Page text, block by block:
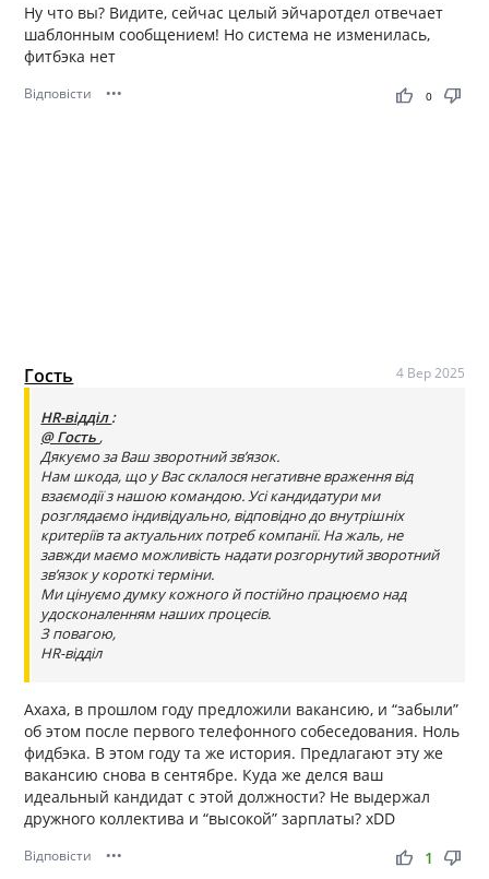
Ну что вы? Видите, сейчас целый эйчаротдел отвечает
шаблонным сообщением! Но система не изменилась,
фитбэка нет
Відповісти ••• thumb_up thumb_down
0
Гость 4 Вер 2025
HR-відділ:
@ Гость ,
Дякуємо за Ваш зворотний зв’язок.
Нам шкода, що у Вас склалося негативне враження від
взаємодії з нашою командою. Усі кандидатури ми
розглядаємо індивідуально, відповідно до внутрішніх
критеріїв та актуальних потреб компанії. На жаль, не
завжди маємо можливість надати розгорнутий зворотний
зв’язок у короткі терміни.
Ми цінуємо думку кожного й постійно працюємо над
удосконаленням наших процесів.
З повагою,
HR-відділ
Ахаха, в прошлом году предложили вакансию, и “забыли”
об этом после первого телефонного собеседования. Ноль
фидбэка. В этом году та же история. Предлагают эту же
вакансию снова в сентябре. Куда же делся ваш
идеальный кандидат с этой должности? Не выдержал
дружного коллектива и “высокой” зарплаты? xDD
Відповісти ••• thumb_up thumb_down
1